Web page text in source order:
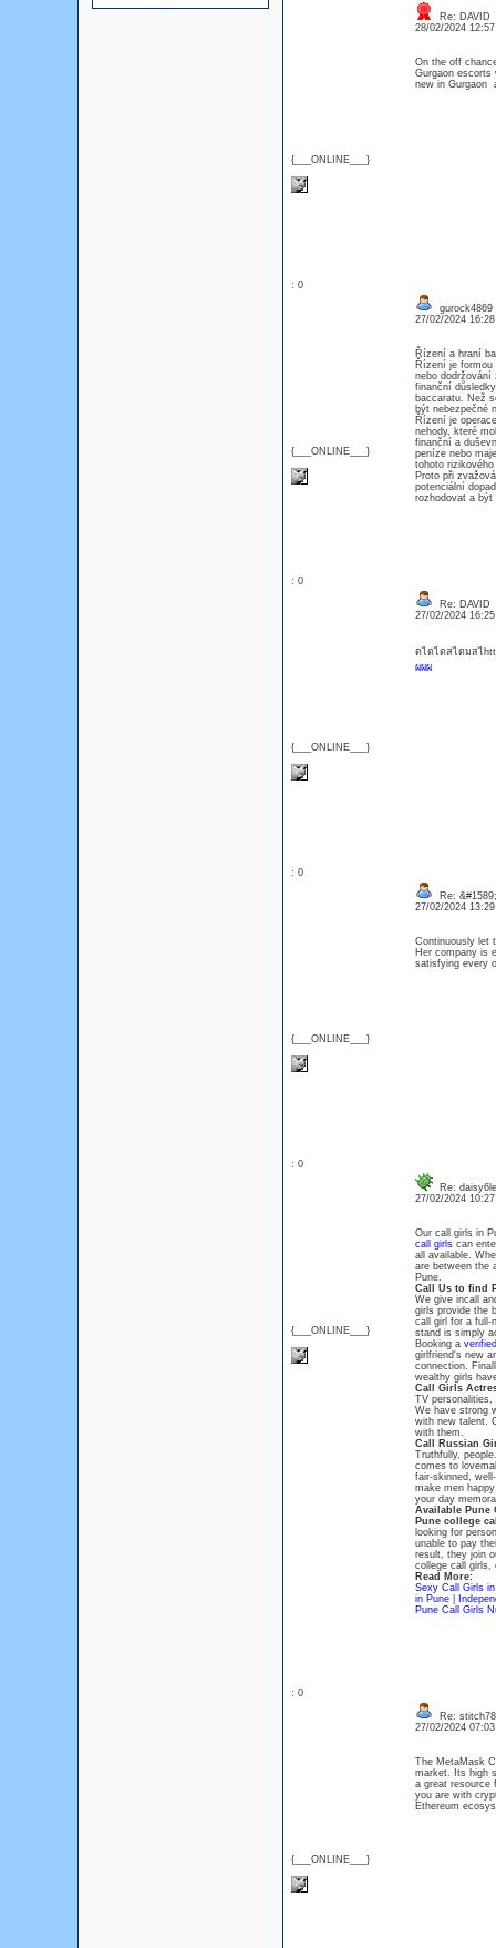
{___ONLINE___}
Re: DAVID
28/02/2024
On the off
Gurgaon escorts
new in Gurgaon
: 0
{___ONLINE___}
gurock4869
27/02/2024
Řízení a hraní
Řízení je
nebo
finanční
baccaratu. Než
být nebezpečné
Řízení je
nehody, které
finanční a
peníze nebo
tohoto
Proto při
potenciální
rozhodovat a být
: 0
{___ONLINE___}
Re: DAVID
27/02/2024
ดไดไดสไดมสไ
ผผผ
: 0
{___ONLINE___}
Re:
27/02/2024
Continuously let
Her company is
satisfying every
: 0
{___ONLINE___}
Re:
27/02/2024
Our call girls in
call girlscan
all available.
are between the
Pune.
Call Us to find
We give incall
girls provide the
call girl for a full-
stand is simply
Booking a
girlfriend's new
connection.
wealthy girls
Call Girls
TV personalities,
We have strong
with new talent.
with them.
Call Russian
Truthfully,
comes to
fair-skinned,
make men
your day
Available Pune
Pune college
looking for
unable to pay
result, they join
college call girls,
Read More:
Sexy Call Girls in
in Pune|
Pune Call Girls
: 0
{___ONLINE___}
Re:
27/02/2024
The MetaMask
market. Its high
a great resource
you are with
Ethereum